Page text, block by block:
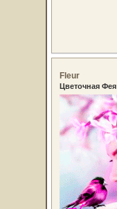
Fleur
Цветочная Фея